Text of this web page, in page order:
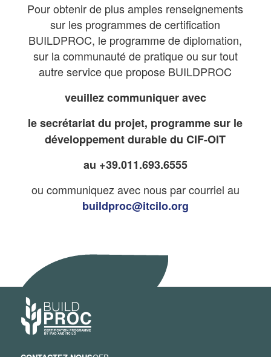
Pour obtenir de plus amples renseignements
sur les programmes de certification
BUILDPROC, le programme de diplomation,
sur la communauté de pratique ou sur tout
autre service que propose BUILDPROC
veuillez communiquer avec
le secrétariat du projet, programme sur le
développement durable du CIF-OIT
au +39.011.693.6555
ou communiquez avec nous par courriel au
buildproc@itcilo.org